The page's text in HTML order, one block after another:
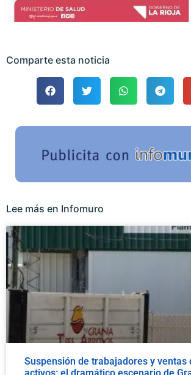
Comparte esta noticia
Lee más en Infomuro
Suspensión de trabajadores y ventas